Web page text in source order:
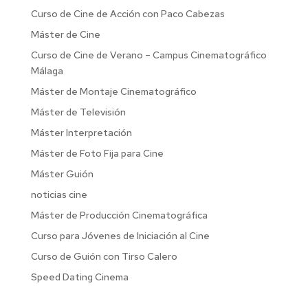
Curso de Cine de Acción con Paco Cabezas
Máster de Cine
Curso de Cine de Verano – Campus Cinematográfico
Málaga
Máster de Montaje Cinematográfico
Máster de Televisión
Máster Interpretación
Máster de Foto Fija para Cine
Máster Guión
noticias cine
Máster de Producción Cinematográfica
Curso para Jóvenes de Iniciación al Cine
Curso de Guión con Tirso Calero
Speed Dating Cinema